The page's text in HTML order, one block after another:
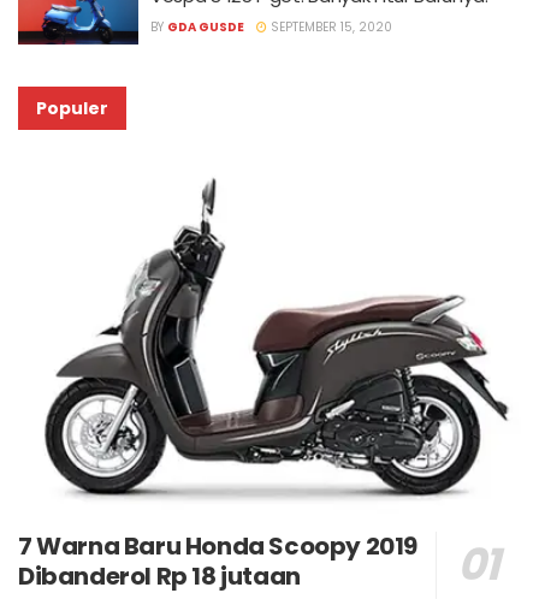
BY GDA GUSDE SEPTEMBER 15, 2020
Populer
7 Warna Baru Honda Scoopy 2019
Dibanderol Rp 18 jutaan